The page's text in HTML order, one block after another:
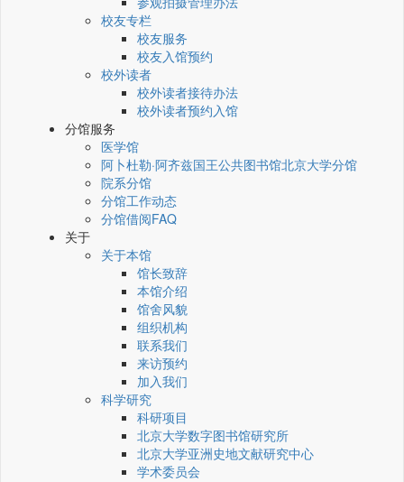
校友专栏
校友服务
校友入馆预约
校外读者
校外读者接待办法
校外读者预约入馆
分馆服务
医学馆
阿卜杜勒·阿齐兹国王公共图书馆北京大学分馆
院系分馆
分馆工作动态
分馆借阅FAQ
关于
关于本馆
馆长致辞
本馆介绍
馆舍风貌
组织机构
联系我们
来访预约
加入我们
科学研究
科研项目
北京大学数字图书馆研究所
北京大学亚洲史地文献研究中心
学术委员会